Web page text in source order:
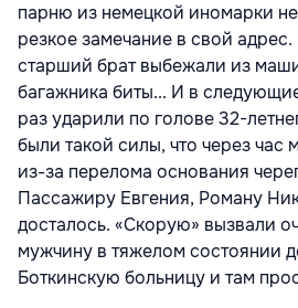
парню из немецкой иномарки
резкое замечание в свой
старший брат выбежали из
багажника биты... И в
раз ударили по голове 32-
были такой силы, что через час
из-за перелома основания
Пассажиру Евгения, Роману
досталось. «Скорую» вызвали
мужчину в тяжелом состоянии
Боткинскую больницу и там